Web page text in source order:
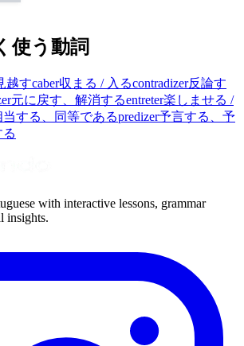
使う動詞
越すcaber収まる / 入るcontradizer反論す
元に戻す、解消するentreter楽しませる /
当する、同等であるpredizer予言する、予
with interactive lessons, grammar
insights.